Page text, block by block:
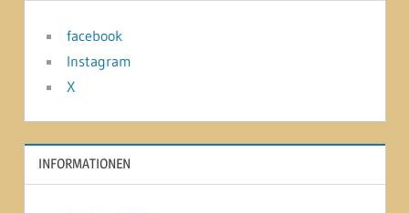
facebook
Instagram
X
INFORMATIONEN